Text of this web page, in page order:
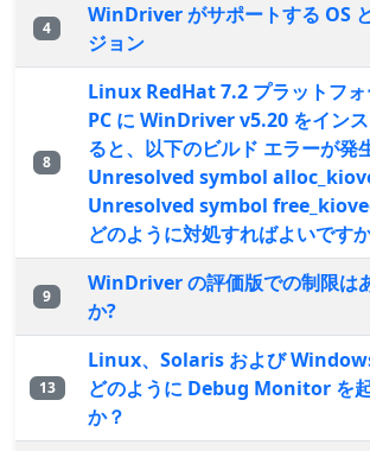
4
WinDriver がサポートする OS
ジョン
8
Linux RedHat 7.2 プラットフォ
PC に WinDriver v5.20 をイン
ると、以下のビルド エラーが発
Unresolved symbol
Unresolved symbol
どのように対処すればよいです
9
WinDriver の評価版での制限は
か?
13
Linux、Solaris および
どのように Debug Monitor を
か？